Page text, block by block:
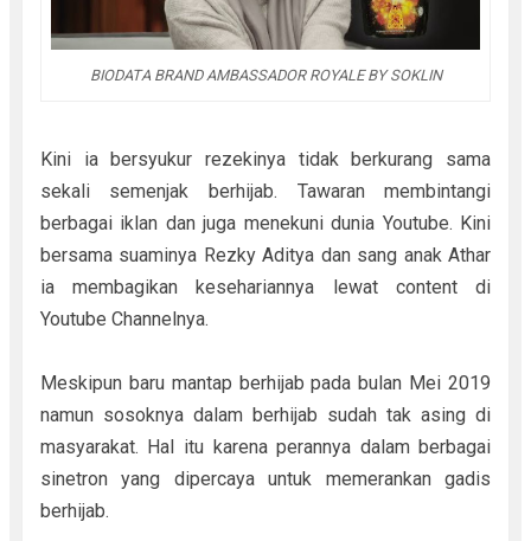
BIODATA BRAND AMBASSADOR ROYALE BY SOKLIN
Kini ia bersyukur rezekinya tidak berkurang sama
sekali semenjak berhijab. Tawaran membintangi
berbagai iklan dan juga menekuni dunia Youtube. Kini
bersama suaminya Rezky Aditya dan sang anak Athar
ia membagikan kesehariannya lewat content di
Youtube Channelnya.
Meskipun baru mantap berhijab pada bulan Mei 2019
namun sosoknya dalam berhijab sudah tak asing di
masyarakat. Hal itu karena perannya dalam berbagai
sinetron yang dipercaya untuk memerankan gadis
berhijab.